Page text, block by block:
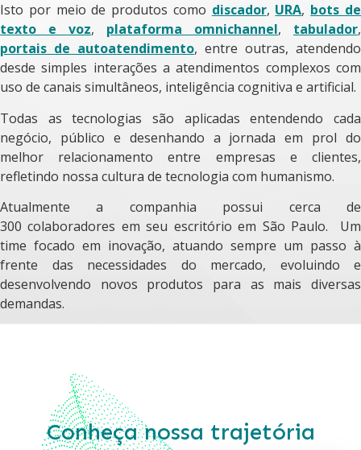
Isto por meio de produtos como discador, URA, bots de
texto e voz, plataforma omnichannel, tabulador,
portais de autoatendimento, entre outras, atendendo
desde simples interações a atendimentos complexos com
uso de canais simultâneos, inteligência cognitiva e artificial.
Todas as tecnologias são aplicadas entendendo cada
negócio, público e desenhando a jornada em prol do
melhor relacionamento entre empresas e clientes,
refletindo nossa cultura de tecnologia com humanismo.
Atualmente a companhia possui cerca de
300 colaboradores em seu escritório em São Paulo. Um
time focado em inovação, atuando sempre um passo à
frente das necessidades do mercado, evoluindo e
desenvolvendo novos produtos para as mais diversas
demandas.
Conheça nossa trajetória